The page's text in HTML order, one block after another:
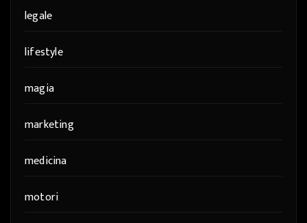
legale
lifestyle
magia
marketing
medicina
motori